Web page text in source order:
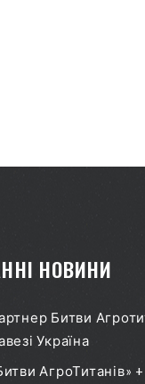
НОВИНИ
Битви
Україна
АгроТитанів»